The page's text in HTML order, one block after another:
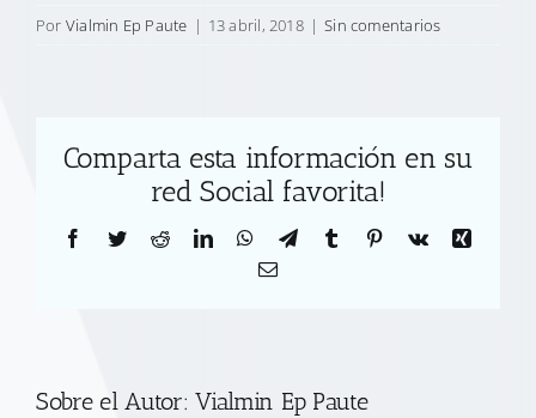
Por Vialmin Ep Paute | 13 abril, 2018 | Sin comentarios
Comparta esta información en su
red Social favorita!
Facebook
TwitterRedditLinkedInWhatsApp
TelegramTumblr Pinterest
Vk
Xing
Correo
Sobre el Autor:Vialmin Ep Paute